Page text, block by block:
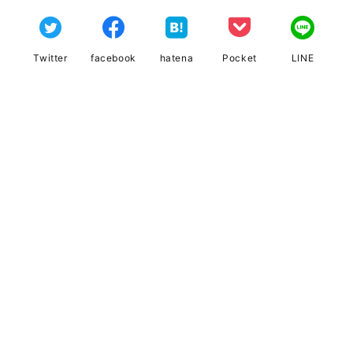
Twitter facebook hatena Pocket LINE